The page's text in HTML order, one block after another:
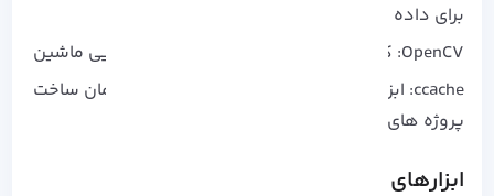
برای داده ها، رشته ها و شبکه
OpenCV: کتابخانه پیشرفته پردازش تصویر و بینایی ماشین
ccache: ابزاری برای کش کردن نتایج کامپایل که زمان ساخت
پروژه های بزرگ را تا چند برابر کاهش می دهد.
ابزارهای حرفه ای توسعه و دیباگ ++C